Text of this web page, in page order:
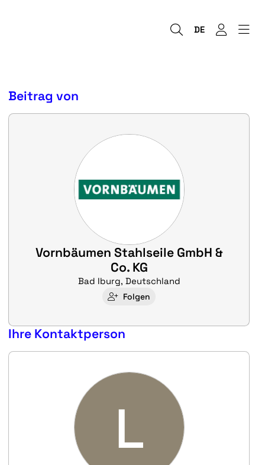
DE
Beitrag von
Vornbäumen Stahlseile GmbH &
Co. KG
Bad Iburg, Deutschland
Folgen
Ihre Kontaktperson
L